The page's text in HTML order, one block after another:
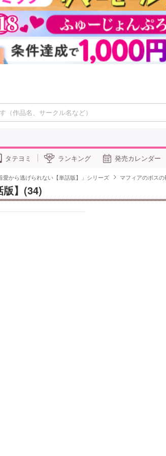
タテヨミ ランキング 発売カレンダー
愛から逃げられない【単話版】」シリーズ マフィアのボス
】(34)